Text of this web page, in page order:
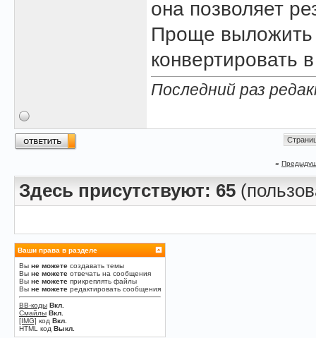
она позволяет
Проще выложить
конвертировать
Последний раз
«
Здесь присутствуют: 65
Ваши права в разделе
Вы не можете создавать темы
Вы не можете отвечать на сообщения
Вы не можете прикреплять файлы
Вы не можете редактировать сообщения
BB-коды Вкл.
Смайлы Вкл.
[IMG] код Вкл.
HTML код Выкл.